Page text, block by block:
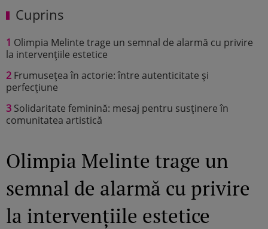
Cuprins
1 Olimpia Melinte trage un semnal de alarmă cu privire
la intervențiile estetice
2 Frumusețea în actorie: între autenticitate și
perfecțiune
3 Solidaritate feminină: mesaj pentru susținere în
comunitatea artistică
Olimpia Melinte trage un
semnal de alarmă cu privire
la intervențiile estetice